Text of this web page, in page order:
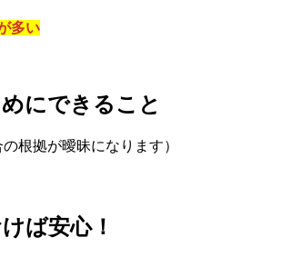
多い
にできること
根拠が曖昧になります）
ば安心！